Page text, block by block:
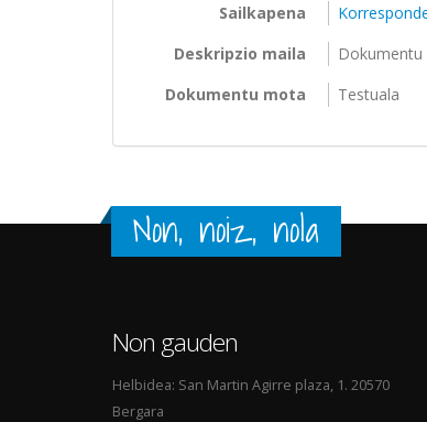
Sailkapena
Deskripzio maila
Dokumentu
Dokumentu mota
Testuala
Non, noiz, nola
Non gauden
Helbidea: San Martin Agirre plaza, 1. 20570
Bergara